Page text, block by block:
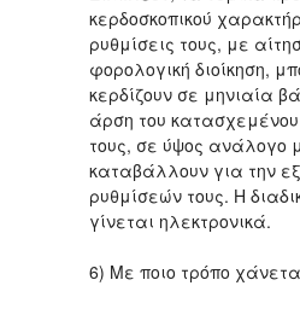
κερδοσκοπικού
ρυθμίσεις τους, με
φορολογική διοίκηση,
κερδίζουν σε μηνιαία
άρση του
τους, σε ύψος ανάλογο
καταβάλλουν για την
ρυθμίσεών τους. Η
γίνεται ηλεκτρονικά.
6) Με ποιο τρόπο